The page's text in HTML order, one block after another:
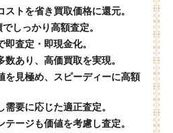
トを省き買取価格に還元。
しっかり高額査定。
査定・即現金化。
あり、高価買取を実現。
を見極め、スピーディーに高額
要に応じた適正査定。
ージも価値を考慮し査定。